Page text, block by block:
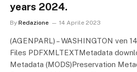
years 2024.
By Redazione 14 Aprile 2023
(AGENPARL) – WASHINGTON ven
Files PDFXMLTEXTMetadata
Metadata (MODS)Preservation